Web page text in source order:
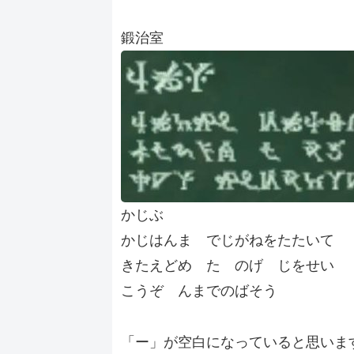
鍛治室
かじぶ
かじはんま でじがねをたたいて
きたえどめ た のげ じをせい
こうぞ んまでのばそう
「ー」が空白になっていると思いま